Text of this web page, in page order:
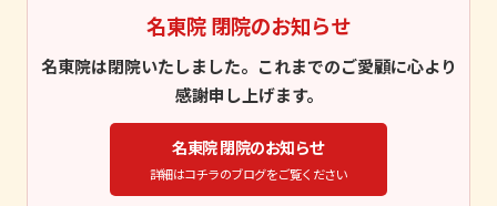
名東院 閉院のお知らせ
名東院は閉院いたしました。これまでのご愛顧に心より
感謝申し上げます。
名東院 閉院のお知らせ
詳細はコチラのブログをご覧ください